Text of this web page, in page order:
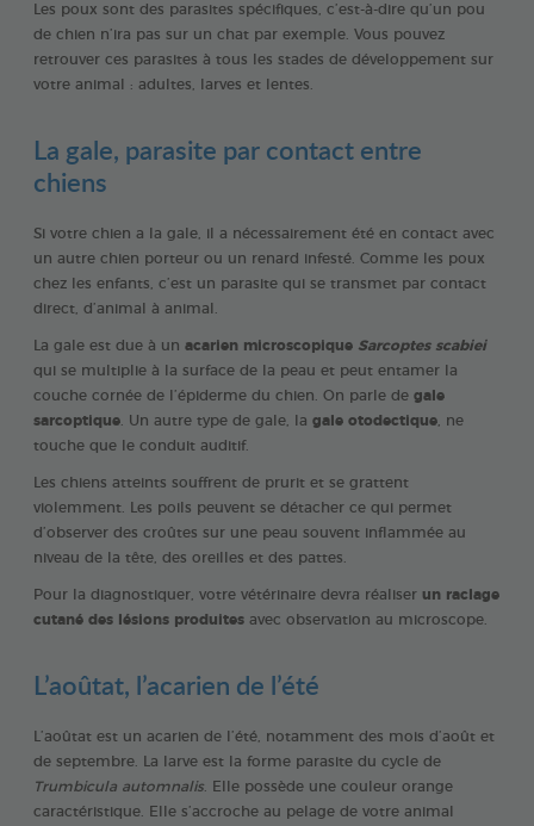
Les poux sont des parasites spécifiques, c’est-à-dire qu’un pou
de chien n’ira pas sur un chat par exemple. Vous pouvez
retrouver ces parasites à tous les stades de développement sur
votre animal : adultes, larves et lentes.
La gale, parasite par contact entre
chiens
Si votre chien a la gale, il a nécessairement été en contact avec
un autre chien porteur ou un renard infesté. Comme les poux
chez les enfants, c’est un parasite qui se transmet par contact
direct, d’animal à animal.
La gale est due à un acarien microscopique Sarcoptes scabiei
qui se multiplie à la surface de la peau et peut entamer la
couche cornée de l’épiderme du chien. On parle de gale
sarcoptique . Un autre type de gale, la gale otodectique , ne
touche que le conduit auditif.
Les chiens atteints souffrent de prurit et se grattent
violemment. Les poils peuvent se détacher ce qui permet
d’observer des croûtes sur une peau souvent inflammée au
niveau de la tête, des oreilles et des pattes.
Pour la diagnostiquer, votre vétérinaire devra réaliser un raclage
cutané des lésions produites avec observation au microscope.
L’aoûtat, l’acarien de l’été
L’aoûtat est un acarien de l’été, notamment des mois d’août et
de septembre. La larve est la forme parasite du cycle de
Trumbicula automnalis . Elle possède une couleur orange
caractéristique. Elle s’accroche au pelage de votre animal